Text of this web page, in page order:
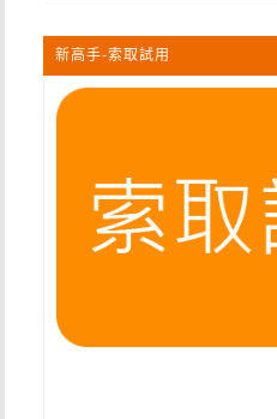
新高手-索取試用